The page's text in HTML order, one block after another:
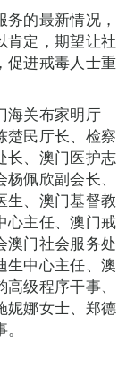
的最新情况，
肯定，期望让社
促进戒毒人士重
海关布家明厅
楚民厅长、检察
长、澳门医护志
佩欣副会长、
生、澳门基督教
心主任、澳门戒
澳门社会服务处
生中心主任、澳
级程序干事、
妮娜女士、郑德